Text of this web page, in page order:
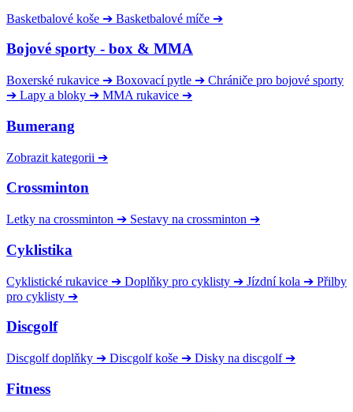
Basketbalové koše ➔ Basketbalové míče ➔
Bojové sporty - box & MMA
Boxerské rukavice ➔ Boxovací pytle ➔ Chrániče pro bojové sporty
➔ Lapy a bloky ➔ MMA rukavice ➔
Bumerang
Zobrazit kategorii ➔
Crossminton
Letky na crossminton ➔ Sestavy na crossminton ➔
Cyklistika
Cyklistické rukavice ➔ Doplňky pro cyklisty ➔ Jízdní kola ➔ Přilby
pro cyklisty ➔
Discgolf
Discgolf doplňky ➔ Discgolf koše ➔ Disky na discgolf ➔
Fitness